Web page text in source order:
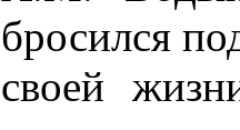
бросился
своей